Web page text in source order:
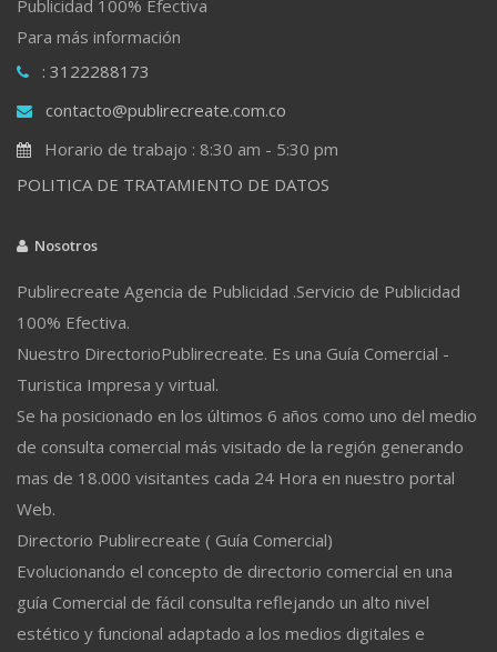
Publicidad 100% Efectiva
Para más información
: 3122288173
contacto@publirecreate.com.co
Horario de trabajo : 8:30 am - 5:30 pm
POLITICA DE TRATAMIENTO DE DATOS
Nosotros
Publirecreate Agencia de Publicidad .Servicio de Publicidad
100% Efectiva.
Nuestro DirectorioPublirecreate. Es una Guía Comercial -
Turistica Impresa y virtual.
Se ha posicionado en los últimos 6 años como uno del medio
de consulta comercial más visitado de la región generando
mas de 18.000 visitantes cada 24 Hora en nuestro portal
Web.
Directorio Publirecreate ( Guía Comercial)
Evolucionando el concepto de directorio comercial en una
guía Comercial de fácil consulta reflejando un alto nivel
estético y funcional adaptado a los medios digitales e